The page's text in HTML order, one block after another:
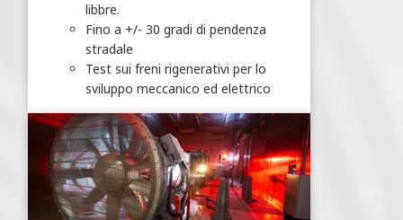
libbre.
Fino a +/- 30 gradi di pendenza
stradale
Test sui freni rigenerativi per lo
sviluppo meccanico ed elettrico